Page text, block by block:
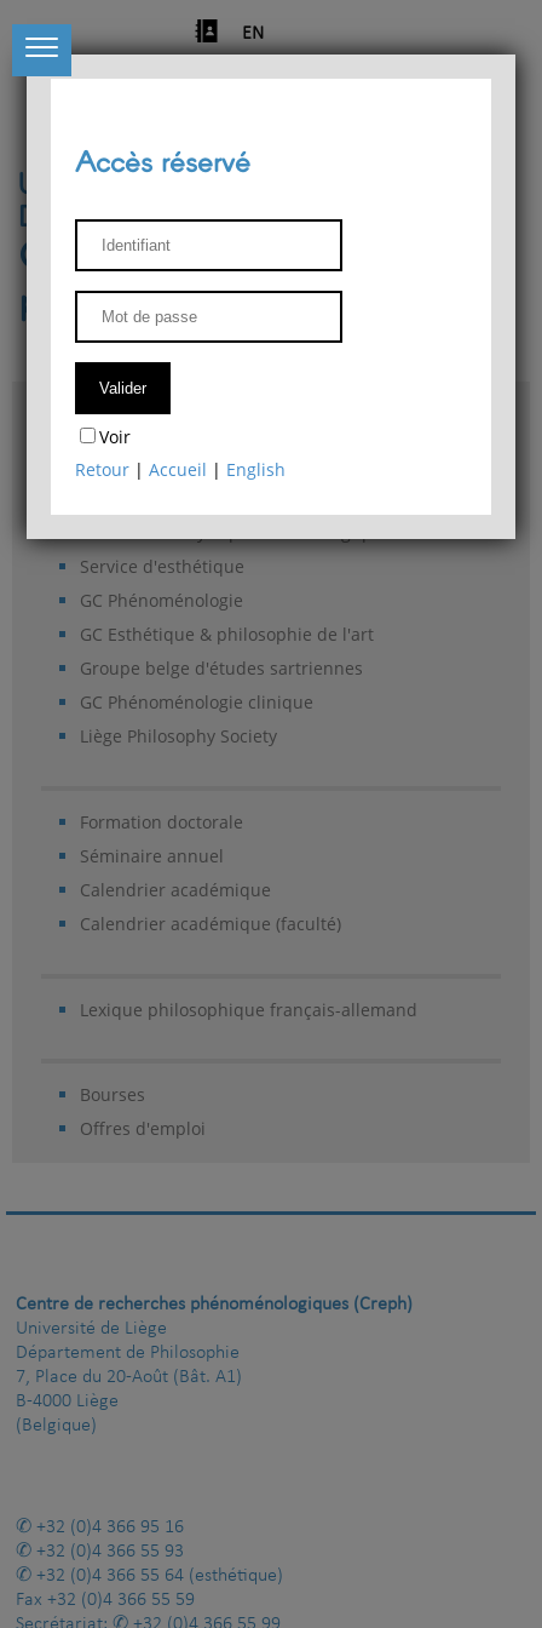
EN
Université de Liège
Département de philosophie
Centre de recherches
phénoménologiques
Accès & plans
Bibliothèque du Département de philosophie
Service d'esthétique
GC Phénoménologie
GC Esthétique & philosophie de l'art
Groupe belge d'études sartriennes
GC Phénoménologie clinique
Liège Philosophy Society
Formation doctorale
Séminaire annuel
Calendrier académique
Calendrier académique (faculté)
Lexique philosophique français-allemand
Bourses
Offres d'emploi
Accès réservé
Voir
Retour |Accueil | English
Centre de recherches phénoménologiques (Creph)
Université de Liège
Département de Philosophie
7, Place du 20-Août (Bât. A1)
B-4000 Liège
(Belgique)
+32 (0)4 366 95 16
+32 (0)4 366 55 93
+32 (0)4 366 55 64 (esthétique)
Fax +32 (0)4 366 55 59